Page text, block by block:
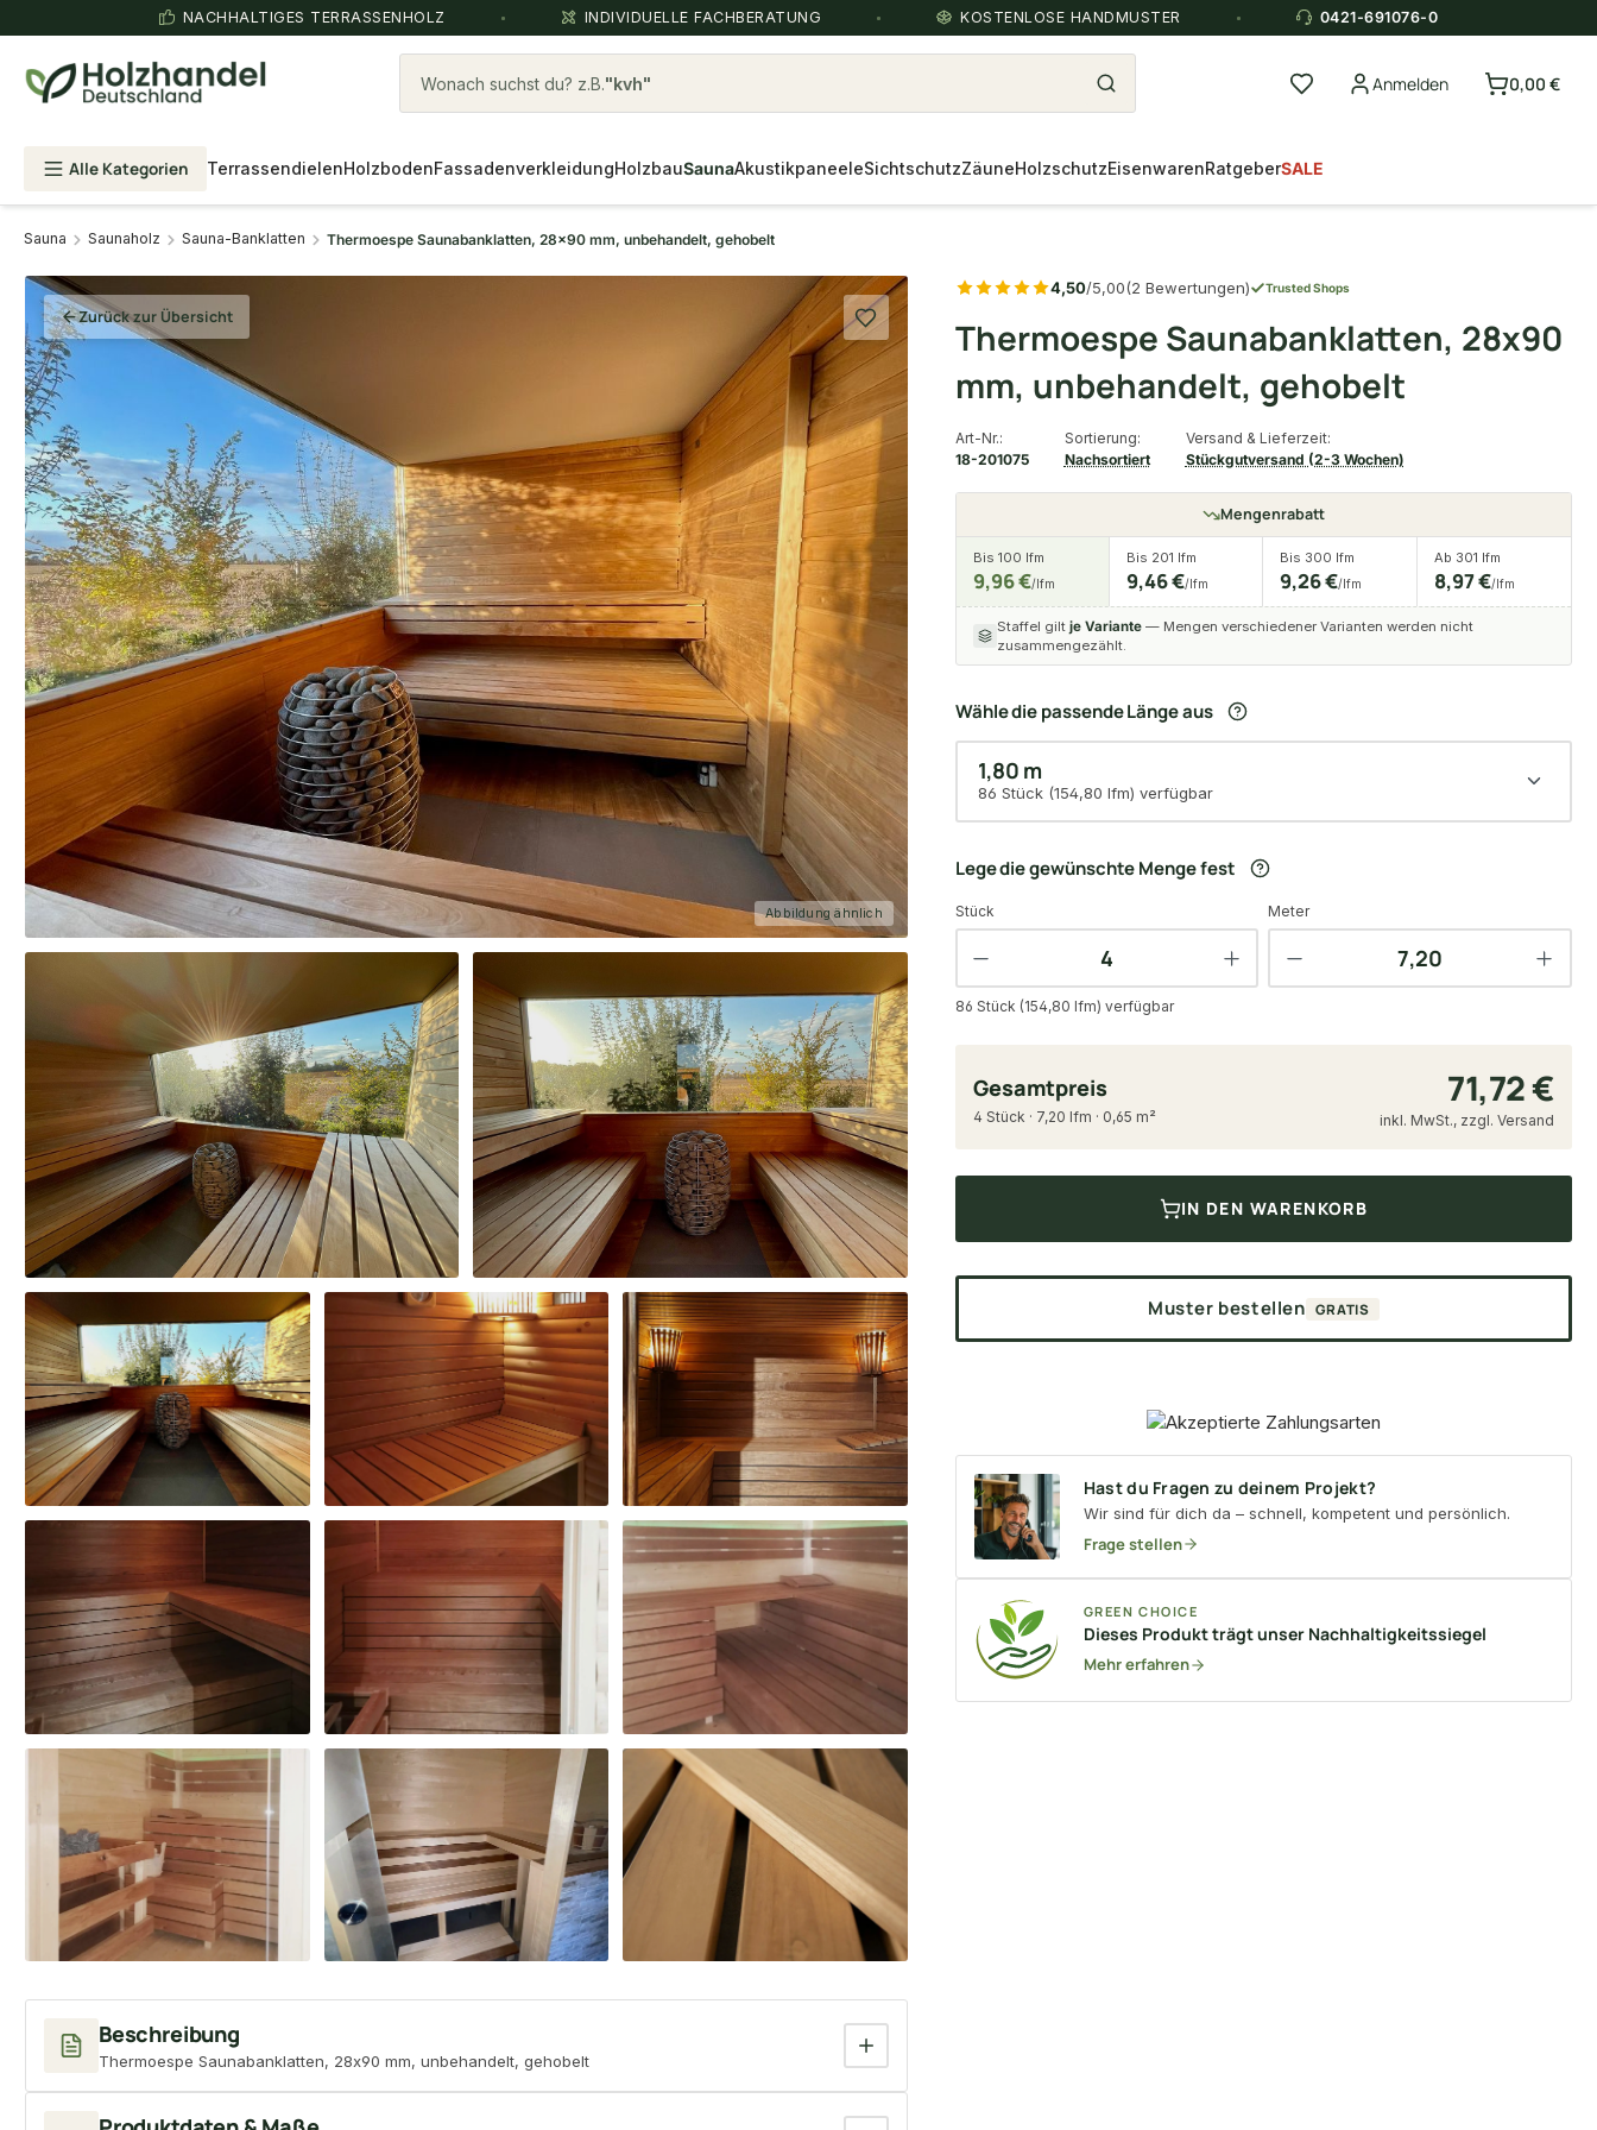
NACHHALTIGES TERRASSENHOLZ INDIVIDUELLE FACHBERATUNG KOSTENLOSE HANDMUSTER 0421-691076-0
Wonach suchst du? z.B. Fassadenverkleidung
Sekunden daspassende Produkt.
Anmelden 0,00 €
Alle Kategorien TerrassendielenHolzbodenFassadenverkleidungHolzbauSaunaAkustikpaneeleSichtschutzZäuneHolzschutzEisenwarenRatgeberSALE
Sauna Saunaholz Sauna-Banklatten Thermoespe Saunabanklatten, 28x90 mm, unbehandelt, gehobelt
Zurück zur Übersicht
Abbildung ähnlich
Beschreibung
Thermoespe Saunabanklatten, 28x90 mm, unbehandelt, gehobelt
4,50/5,00(2 Bewertungen) Trusted Shops
Thermoespe Saunabanklatten, 28x90
mm, unbehandelt, gehobelt
Art-Nr.:
18-201075
Sortierung:
Nachsortiert
Versand & Lieferzeit:
Stückgutversand (2-3 Wochen)
Mengenrabatt
Bis 100 lfm
9,96 €/lfm
Bis 201 lfm
9,46 €/lfm
Bis 300 lfm
9,26 €/lfm
Ab 301 lfm
8,97 €/lfm
Staffel gilt je Variante— Mengen verschiedener Varianten werden nicht
zusammengezählt.
Wähle die passende Länge aus
1,80 m
86 Stück (154,80 lfm) verfügbar
Lege die gewünschte Menge fest
Stück Meter
86 Stück (154,80 lfm) verfügbar
Gesamtpreis 71,72 €
4 Stück · 7,20 lfm · 0,65 m² inkl. MwSt., zzgl. Versand
IN DEN WARENKORB
Muster bestellen GRATIS
Hast du Fragen zu deinem Projekt?
Wir sind für dich da – schnell, kompetent und persönlich.
Frage stellen
GREEN CHOICE
Dieses Produkt trägt unser Nachhaltigkeitssiegel
Mehr erfahren